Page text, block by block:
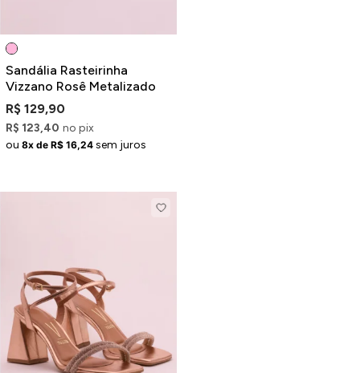
Sandália Rasteirinha
Vizzano Rosê Metalizado
R$ 129,90
R$ 123,40 no pix
ou 8x de R$ 16,24 sem juros